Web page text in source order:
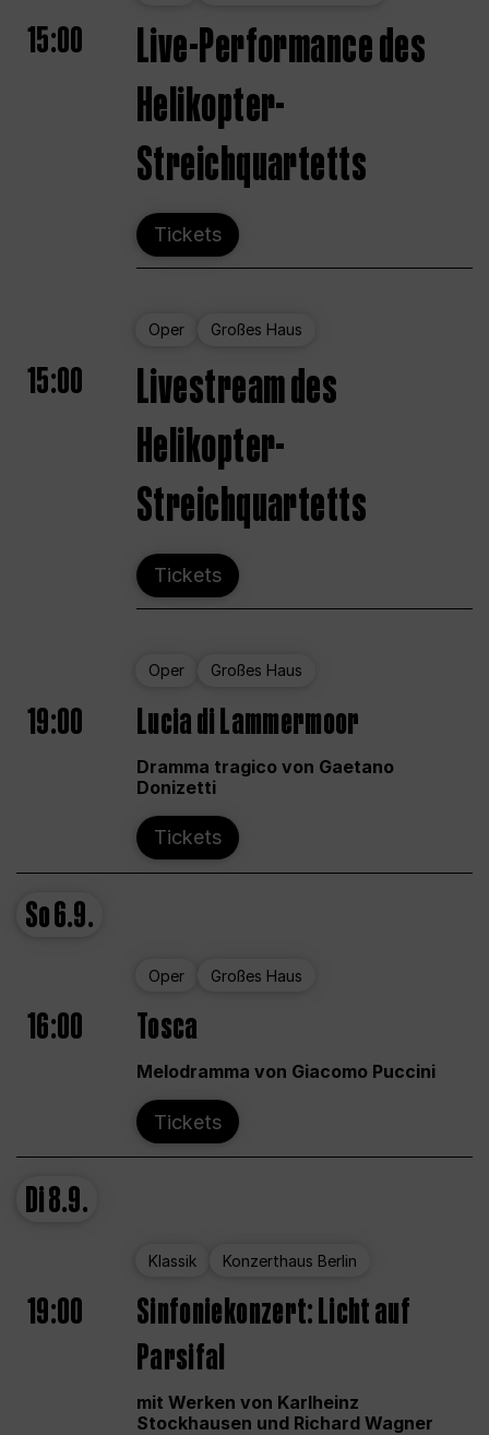
15:00
Live-Performance des
Helikopter-
Streichquartetts
Tickets
Oper Großes Haus
15:00
Livestream des
Helikopter-
Streichquartetts
Tickets
Oper Großes Haus
19:00 Lucia di Lammermoor
Dramma tragico von Gaetano
Donizetti
Tickets
So6.9.
Oper Großes Haus
16:00 Tosca
Melodramma von Giacomo Puccini
Tickets
Di8.9.
Klassik Konzerthaus Berlin
19:00
Sinfoniekonzert: Licht auf
Parsifal
mit Werken von Karlheinz
Stockhausen und Richard Wagner